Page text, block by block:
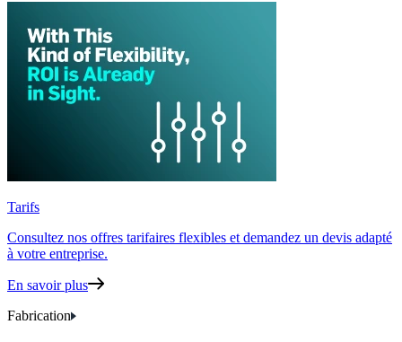
Tarifs
Consultez nos offres tarifaires flexibles et demandez un devis adapté
à votre entreprise.
En savoir plus
Fabrication